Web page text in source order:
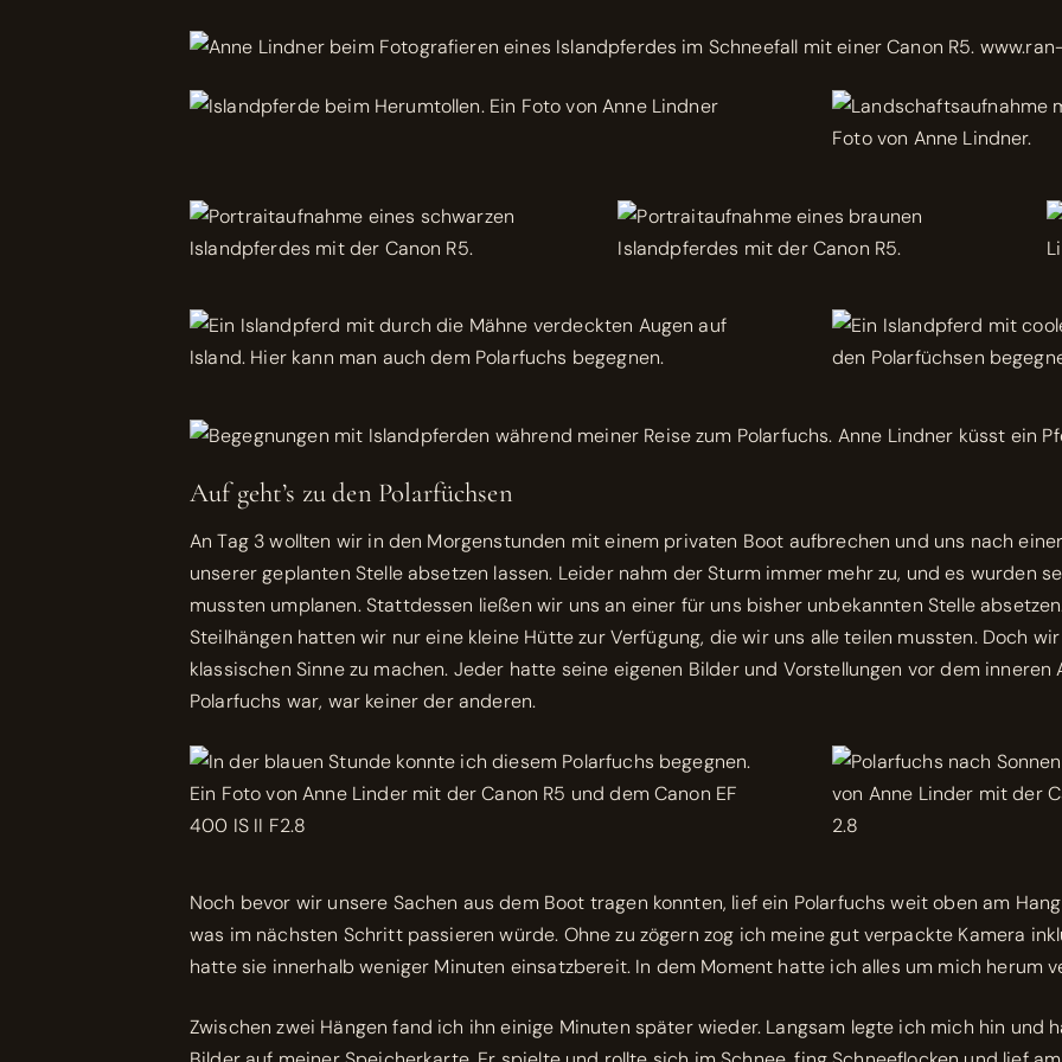
Auf geht’s zu den Polarfüchsen
An Tag 3 wollten wir in den Morgenstunden mit einem privaten Boot aufbrechen und uns nach
unserer geplanten Stelle absetzen lassen. Leider nahm der Sturm immer mehr zu, und es wurden
mussten umplanen. Stattdessen ließen wir uns an einer für uns bisher unbekannten Stelle
Steilhängen hatten wir nur eine kleine Hütte zur Verfügung, die wir uns alle teilen mussten. Doch
klassischen Sinne zu machen. Jeder hatte seine eigenen Bilder und Vorstellungen vor dem
Polarfuchs war, war keiner der anderen.
Noch bevor wir unsere Sachen aus dem Boot tragen konnten, lief ein Polarfuchs weit oben am
was im nächsten Schritt passieren würde. Ohne zu zögern zog ich meine gut verpackte Kamera
hatte sie innerhalb weniger Minuten einsatzbereit. In dem Moment hatte ich alles um mich herum
Zwischen zwei Hängen fand ich ihn einige Minuten später wieder. Langsam legte ich mich hin und